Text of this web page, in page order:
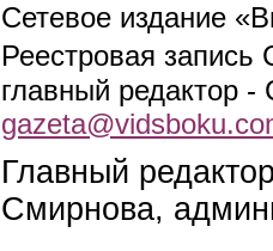
Сетевое издание
Реестровая
главный редактор
Главный
Смирнова,